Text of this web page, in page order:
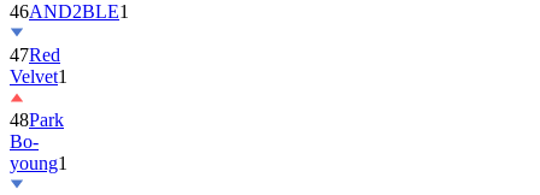
46AND2BLE1
47Red
Velvet1
48Park
Bo-
young1